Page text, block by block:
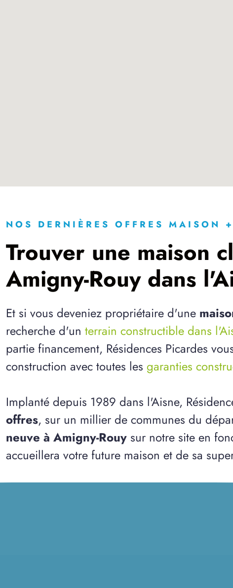
NOS DERNIÈRES OFFRES MAISON
Trouver une maison
Amigny-Rouy dans
Et si vous deveniez propriétaire d'une
recherche d'un terrain constructible dans
partie financement, Résidences Picardes
construction avec toutes les garanties
Implanté depuis 1989 dans l'Aisne,
offres, sur un millier de communes du
neuve à Amigny-Rouy sur notre site en
accueillera votre future maison et de sa